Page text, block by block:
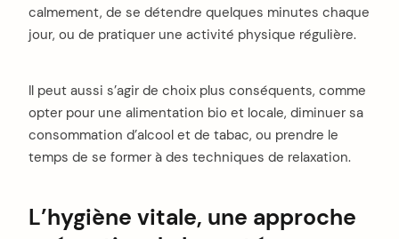
calmement, de se détendre quelques minutes chaque
jour, ou de pratiquer une activité physique régulière.
Il peut aussi s’agir de choix plus conséquents, comme
opter pour une alimentation bio et locale, diminuer sa
consommation d’alcool et de tabac, ou prendre le
temps de se former à des techniques de relaxation.
L’hygiène vitale, une approche